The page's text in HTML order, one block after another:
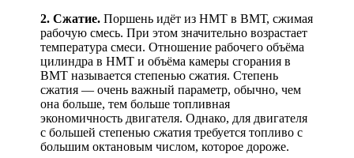
2. Сжатие. Поршень идёт из НМТ в ВМТ, сжимая
рабочую смесь. При этом значительно возрастает
температура смеси. Отношение рабочего объёма
цилиндра в НМТ и объёма камеры сгорания в
ВМТ называется степенью сжатия. Степень
сжатия — очень важный параметр, обычно, чем
она больше, тем больше топливная
экономичность двигателя. Однако, для двигателя
с большей степенью сжатия требуется топливо с
большим октановым числом, которое дороже.